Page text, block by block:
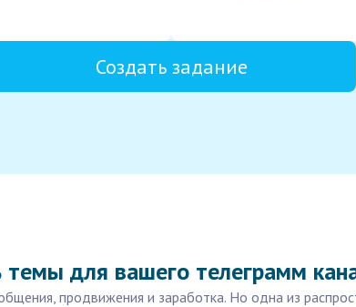
Создать задание
для вашего телеграмм
продвижения и заработка. Но одна из